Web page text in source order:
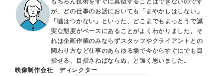
が、どの仕事のお話においても「まやかしはしない」
「嘘はつかない」といった、どこまでもまっとうで誠
実な態度がベースにあることがよくわかりました。そ
れは企画作業のみならずスタッフやクライアントとの
関わり方など仕事のあらゆる場で今からすぐにでも目
指せる、目指さねばならぬ、と強く思いました。
映像制作会社 ディレクター